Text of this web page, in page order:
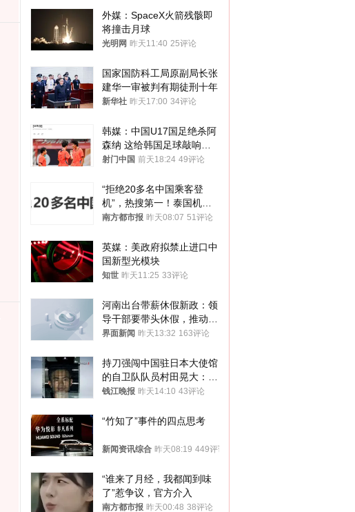
外媒：SpaceX火箭残骸即
将撞击月球
光明网 昨天11:40 25评论
国家国防科工局原副局长张
建华一审被判有期徒刑十年
新华社 昨天17:00 34评论
韩媒：中国U17国足绝杀阿
森纳 这给韩国足球敲响了
警钟
射门中国 前天18:24 49评论
“拒绝20多名中国乘客登
机”，热搜第一！泰国机场
方道歉
南方都市报 昨天08:07 51评论
英媒：美政府拟禁止进口中
国新型光模块
知世 昨天11:25 33评论
河南出台带薪休假新政：领
导干部要带头休假，推动全
员应休尽休、休满休足
界面新闻 昨天13:32 163评论
持刀强闯中国驻日本大使馆
的自卫队队员村田晃大：对
自己的行为深感后悔；曾申
钱江晚报 昨天14:10 43评论
“竹知了”事件的四点思考
新闻资讯综合 昨天08:19 449评论
“谁来了月经，我都闻到味
了”惹争议，官方介入
南方都市报 昨天00:48 38评论